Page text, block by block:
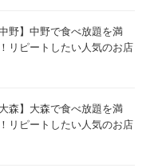
中野】中野で食べ放題を満
リピートしたい人気のお店
大森】大森で食べ放題を満
リピートしたい人気のお店